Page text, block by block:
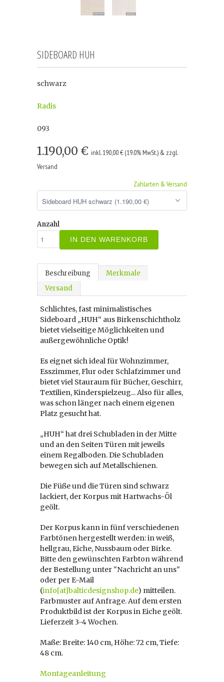
SIDEBOARD HUH
schwarz
Radis
093
1.190,00 € inkl. 190,00 € (19.0% MwSt.) & zzgl.
Versand
Zahlarten & Versand
Anzahl
IN DEN WARENKORB
Beschreibung
Merkmale
Versand
Schlichtes, fast minimalistisches
Sideboard „HUH“ aus Birkenschichtholz
bietet vielseitige Möglichkeiten und
außergewöhnliche Optik!
Es eignet sich ideal für Wohnzimmer,
Esszimmer, Flur oder Schlafzimmer und
bietet viel Stauraum für Bücher, Geschirr,
Textilien, Kinderspielzeug... Also für alles,
was schon länger nach einem eigenen
Platz gesucht hat.
„HUH“ hat drei Schubladen in der Mitte
und an den Seiten Türen mit jeweils
einem Regalboden. Die Schubladen
bewegen sich auf Metallschienen.
Die Füße und die Türen sind schwarz
lackiert, der Korpus mit Hartwachs-Öl
geölt.
Der Korpus kann in fünf verschiedenen
Farbtönen hergestellt werden: in weiß,
hellgrau, Eiche, Nussbaum oder Birke.
Bitte den gewünschten Farbton während
der Bestellung unter "Nachricht an uns"
oder per E-Mail
(info[at]balticdesignshop.de) mitteilen.
Farbmuster auf Anfrage. Auf dem ersten
Produktbild ist der Korpus in Eiche geölt.
Lieferzeit 3-4 Wochen.
Maße: Breite: 140 cm, Höhe: 72 cm, Tiefe:
48 cm.
Montageanleitung